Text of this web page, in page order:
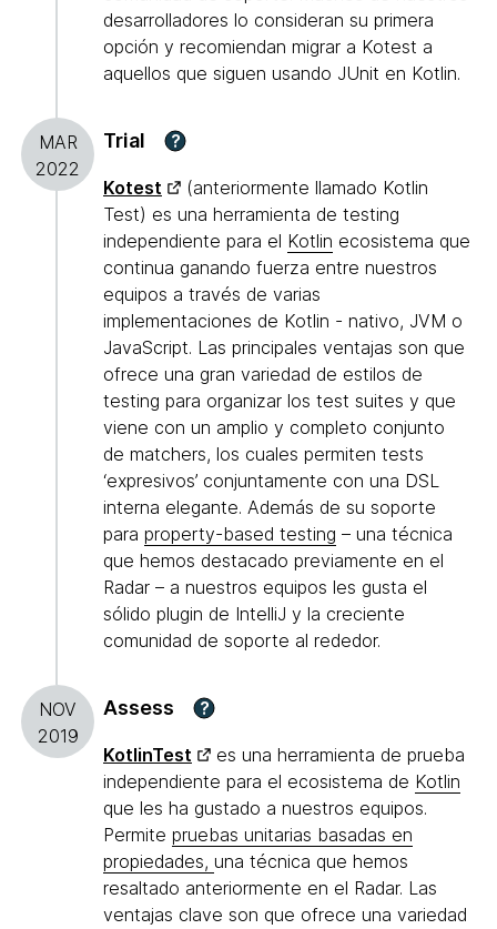
desarrolladores lo consideran su primera
opción y recomiendan migrar a Kotest a
aquellos que siguen usando JUnit en Kotlin.
MAR
2022
Trial ?
Kotest
(anteriormente llamado Kotlin
Test) es una herramienta de testing
independiente para el Kotlin ecosistema que
continua ganando fuerza entre nuestros
equipos a través de varias
implementaciones de Kotlin - nativo, JVM o
JavaScript. Las principales ventajas son que
ofrece una gran variedad de estilos de
testing para organizar los test suites y que
viene con un amplio y completo conjunto
de matchers, los cuales permiten tests
‘expresivos’ conjuntamente con una DSL
interna elegante. Además de su soporte
para property-based testing – una técnica
que hemos destacado previamente en el
Radar – a nuestros equipos les gusta el
sólido plugin de IntelliJ y la creciente
comunidad de soporte al rededor.
NOV
2019
Assess ?
KotlinTest
es una herramienta de prueba
independiente para el ecosistema de Kotlin
que les ha gustado a nuestros equipos.
Permite pruebas unitarias basadas en
propiedades, una técnica que hemos
resaltado anteriormente en el Radar. Las
ventajas clave son que ofrece una variedad